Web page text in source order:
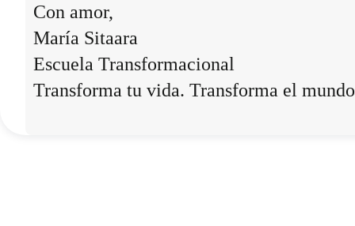
Con amor,
María Sitaara
Escuela Transformacional
Transforma tu vida. Transforma el